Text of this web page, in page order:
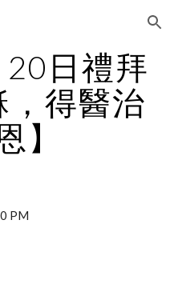
Skip to navigation
日禮拜
，得醫治
】
PM